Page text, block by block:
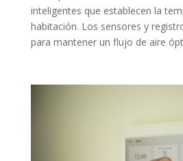
inteligentes que establecen la
habitación. Los sensores y
para mantener un flujo de aire